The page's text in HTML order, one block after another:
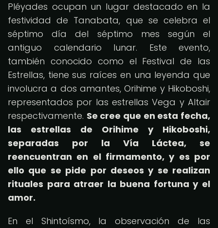
Pléyades ocupan un lugar destacado en la
festividad de Tanabata, que se celebra el
séptimo día del séptimo mes según el
antiguo calendario lunar. Este evento,
también conocido como el Festival de las
Estrellas, tiene sus raíces en una leyenda que
involucra a dos amantes, Orihime y Hikoboshi,
representados por las estrellas Vega y Altair
respectivamente. Se cree que en esta fecha,
las estrellas de Orihime y Hikoboshi,
separadas por la Vía Láctea, se
reencuentran en el firmamento, y es por
ello que se pide por deseos y se realizan
rituales para atraer la buena fortuna y el
amor.
En el Shintoísmo, la observación de las